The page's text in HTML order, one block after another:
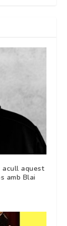
acull aquest
amb Blai